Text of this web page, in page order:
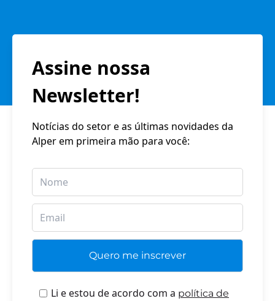
Assine nossa
Newsletter!
Notícias do setor e as últimas novidades da
Alper em primeira mão para você:
Li e estou de acordo com a política de